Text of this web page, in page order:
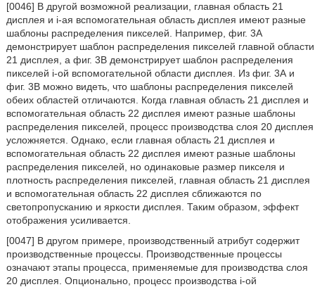
[0046] В другой возможной реализации, главная область 21
дисплея и i-ая вспомогательная область дисплея имеют разные
шаблоны распределения пикселей. Например, фиг. 3А
демонстрирует шаблон распределения пикселей главной области
21 дисплея, а фиг. 3В демонстрирует шаблон распределения
пикселей i-ой вспомогательной области дисплея. Из фиг. 3А и
фиг. 3В можно видеть, что шаблоны распределения пикселей
обеих областей отличаются. Когда главная область 21 дисплея и
вспомогательная область 22 дисплея имеют разные шаблоны
распределения пикселей, процесс производства слоя 20 дисплея
усложняется. Однако, если главная область 21 дисплея и
вспомогательная область 22 дисплея имеют разные шаблоны
распределения пикселей, но одинаковые размер пикселя и
плотность распределения пикселей, главная область 21 дисплея
и вспомогательная область 22 дисплея сближаются по
светопропусканию и яркости дисплея. Таким образом, эффект
отображения усиливается.
[0047] В другом примере, производственный атрибут содержит
производственные процессы. Производственные процессы
означают этапы процесса, применяемые для производства слоя
20 дисплея. Опционально, процесс производства i-ой